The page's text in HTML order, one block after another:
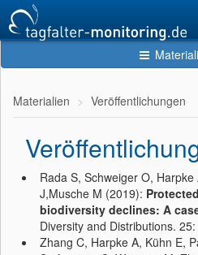
Materialien Veröffentlichungen
Rada S, Schweiger O,
J,Musche M (2019):
biodiversity declines: A
Diversity and Distributions.
Zhang C, Harpke A, Kühn E,